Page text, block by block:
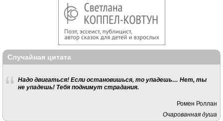
Случайная цитата
Надо двигаться! Если остановишься, то упадешь… Нет, ты
не упадешь! Тебя поднимут страдания.
Ромен Роллан
Очарованная душа